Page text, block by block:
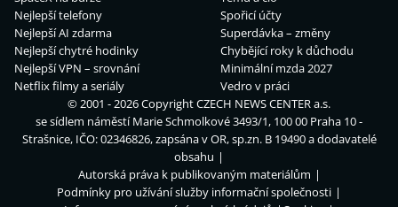
Nejlepší telefony
Nejlepší AI zdarma
Nejlepší chytré hodinky
Nejlepší VPN – srovnání
Netflix filmy a seriály
Spořicí účty
Superdávka – změny
Chybějící roky k důchodu
Minimální mzda 2027
Vedro v práci
© 2001 - 2026 CopyrightCZECH NEWS CENTER a.s.
se sídlem náměstí Marie Schmolkové 3493/1, 100 00 Praha 10 -
Strašnice, IČO: 02346826, zapsána v OR, sp.zn. B 19490 a dodavatelé
obsahu
Autorská práva k publikovaným materiálům
Podmínky pro užívání služby informační společnosti